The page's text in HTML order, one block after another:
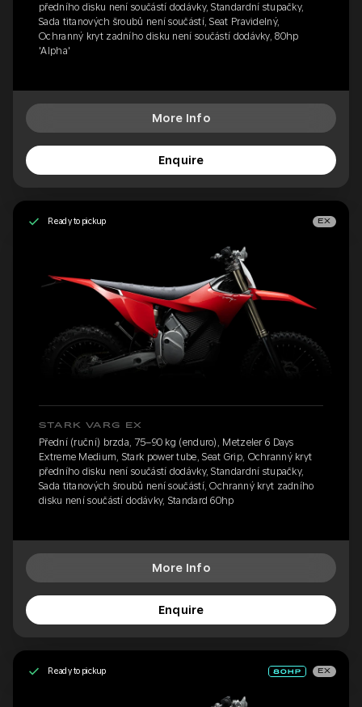
předního disku není součástí dodávky, Standardní stupačky,
Sada titanových šroubů není součástí, Seat Pravidelný,
Ochranný kryt zadního disku není součástí dodávky, 80hp
'Alpha'
More Info
Enquire
Ready to pickup EX
STARK VARG EX
Přední (ruční) brzda, 75–90 kg (enduro), Metzeler 6 Days
Extreme Medium, Stark power tube, Seat Grip, Ochranný kryt
předního disku není součástí dodávky, Standardní stupačky,
Sada titanových šroubů není součástí, Ochranný kryt zadního
disku není součástí dodávky, Standard 60hp
More Info
Enquire
Ready to pickup EX